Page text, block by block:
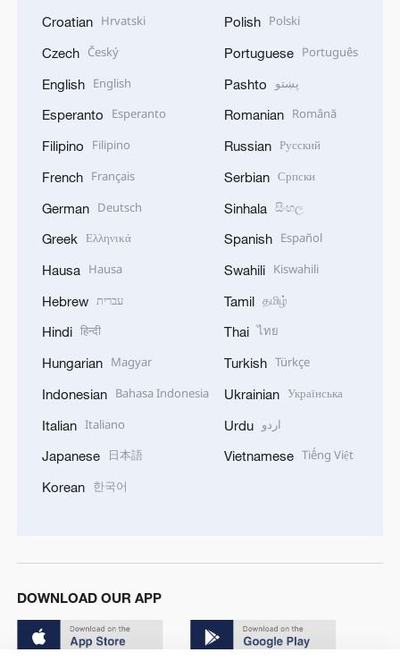
Croatian Hrvatski
Czech Český
English English
Esperanto Esperanto
Filipino Filipino
French Français
German Deutsch
Greek Ελληνικά
Hausa Hausa
Hebrew עברית
Hindi हिन्दी
Hungarian Magyar
Indonesian Bahasa Indonesia
Italian Italiano
Japanese 日本語
Korean 한국어
Polish Polski
Portuguese Português
Pashto پښتو
Romanian Română
Russian Русский
Serbian Српски
Sinhala සිංහල
Spanish Español
Swahili Kiswahili
Tamil தமிழ்
Thai ไทย
Turkish Türkçe
Ukrainian Українська
Urdu اردو
Vietnamese Tiếng Việt
DOWNLOAD OUR APP